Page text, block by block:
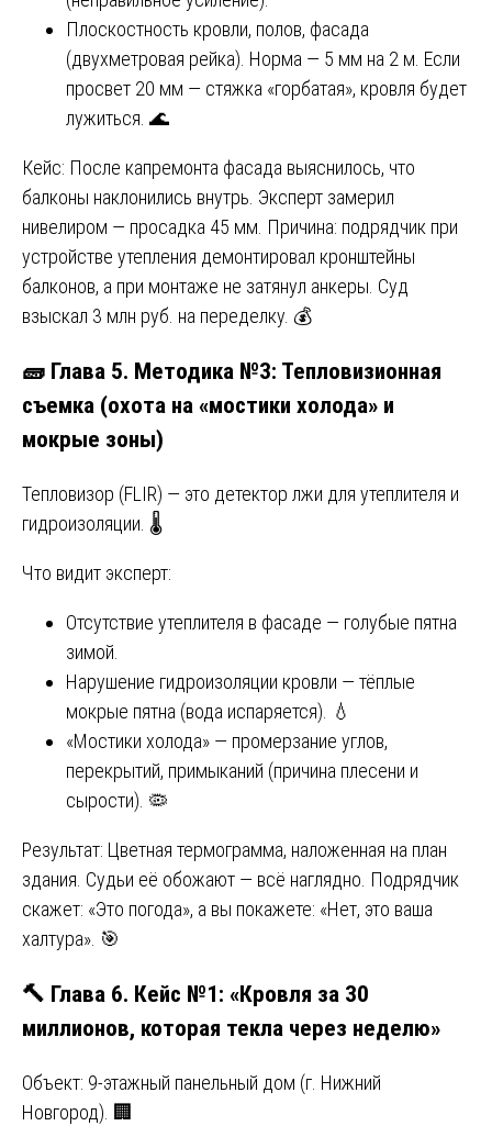
Плоскостность кровли, полов, фасада
(двухметровая рейка). Норма — 5 мм на 2 м. Если
просвет 20 мм — стяжка «горбатая», кровля будет
лужиться. 🌊
Кейс: После капремонта фасада выяснилось, что
балконы наклонились внутрь. Эксперт замерил
нивелиром — просадка 45 мм. Причина: подрядчик при
устройстве утепления демонтировал кронштейны
балконов, а при монтаже не затянул анкеры. Суд
взыскал 3 млн руб. на переделку. 💰
🧱 Глава 5. Методика №3: Тепловизионная
съемка (охота на «мостики холода» и
мокрые зоны)
Тепловизор (FLIR) — это детектор лжи для утеплителя и
гидроизоляции. 🌡️
Что видит эксперт:
Отсутствие утеплителя в фасаде — голубые пятна
зимой.
Нарушение гидроизоляции кровли — тёплые
мокрые пятна (вода испаряется). 💧
«Мостики холода» — промерзание углов,
перекрытий, примыканий (причина плесени и
сырости). 🦠
Результат: Цветная термограмма, наложенная на план
здания. Судьи её обожают — всё наглядно. Подрядчик
скажет: «Это погода», а вы покажете: «Нет, это ваша
халтура». 🎯
🔨 Глава 6. Кейс №1: «Кровля за 30
миллионов, которая текла через неделю»
Объект: 9-этажный панельный дом (г. Нижний
Новгород). 🏢